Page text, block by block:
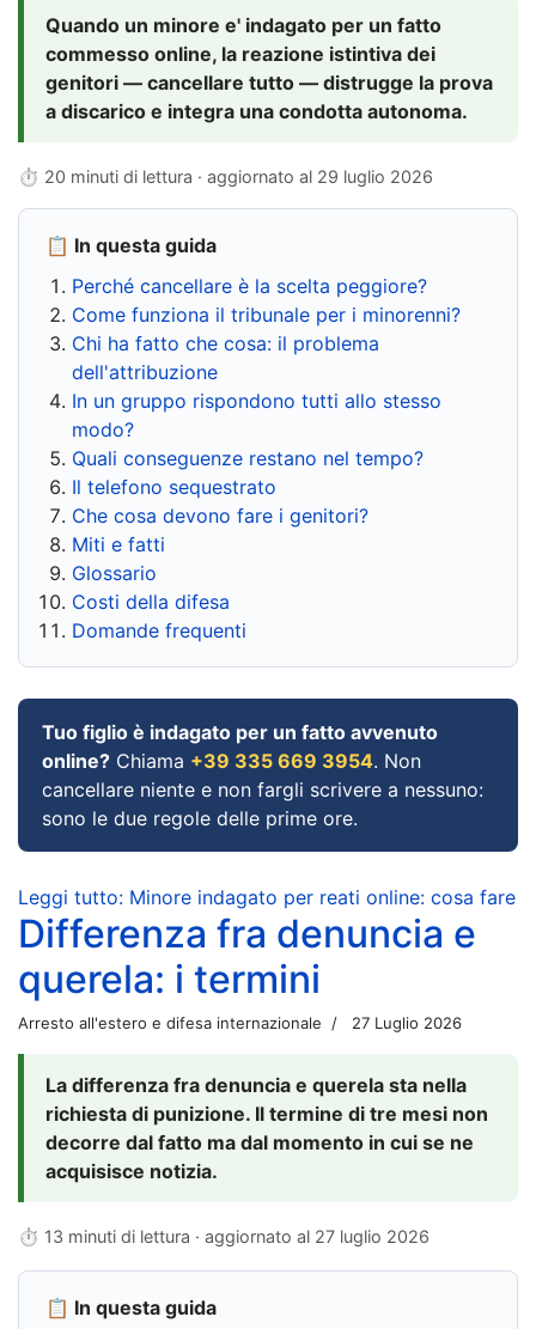
Quando un minore e' indagato per un fatto
commesso online, la reazione istintiva dei
genitori — cancellare tutto — distrugge la prova
a discarico e integra una condotta autonoma.
⏱ 20 minuti di lettura · aggiornato al 29 luglio 2026
📋 In questa guida
Perché cancellare è la scelta peggiore?
Come funziona il tribunale per i minorenni?
Chi ha fatto che cosa: il problema
dell'attribuzione
In un gruppo rispondono tutti allo stesso
modo?
Quali conseguenze restano nel tempo?
Il telefono sequestrato
Che cosa devono fare i genitori?
Miti e fatti
Glossario
Costi della difesa
Domande frequenti
Tuo figlio è indagato per un fatto avvenuto
online? Chiama +39 335 669 3954. Non
cancellare niente e non fargli scrivere a nessuno:
sono le due regole delle prime ore.
Leggi tutto: Minore indagato per reati online: cosa fare
Differenza fra denuncia e
querela: i termini
Arresto all'estero e difesa internazionale 27 Luglio 2026
La differenza fra denuncia e querela sta nella
richiesta di punizione. Il termine di tre mesi non
decorre dal fatto ma dal momento in cui se ne
acquisisce notizia.
⏱ 13 minuti di lettura · aggiornato al 27 luglio 2026
📋 In questa guida